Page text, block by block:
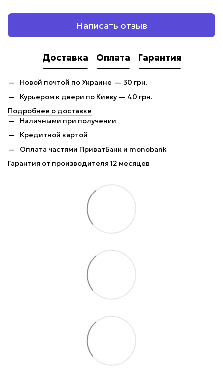
Написать отзыв
Доставка Оплата Гарантия
Новой почтой по Украине — 30 грн.
Курьером к двери по Киеву — 40 грн.
Подробнее о доставке
Наличными при получении
Кредитной картой
Оплата частями ПриватБанк и monobank
Гарантия от производителя 12 месяцев